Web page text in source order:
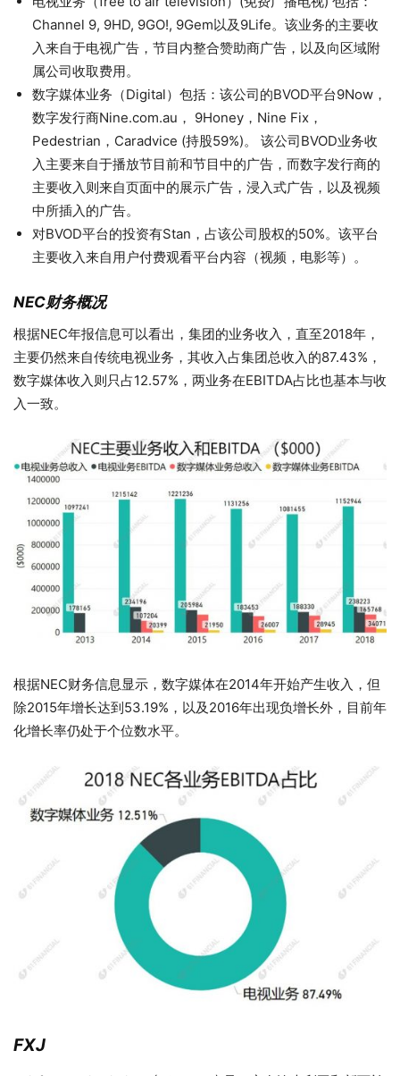
Channel 9, 9HD, 9GO!, 9Gem以及9Life。该业务的主要收
入来自于电视广告，节目内整合赞助商广告，以及向区域附
属公司收取费用。
数字媒体业务（Digital）包括：该公司的BVOD平台9Now，
数字发行商Nine.com.au， 9Honey，Nine Fix，
Pedestrian，Caradvice (持股59%)。 该公司BVOD业务收
入主要来自于播放节目前和节目中的广告，而数字发行商的
主要收入则来自页面中的展示广告，浸入式广告，以及视频
中所插入的广告。
对BVOD平台的投资有Stan，占该公司股权的50%。该平台
主要收入来自用户付费观看平台内容（视频，电影等）。
NEC财务概况
根据NEC年报信息可以看出，集团的业务收入，直至2018年，
主要仍然来自传统电视业务，其收入占集团总收入的87.43%，
数字媒体收入则只占12.57%，两业务在EBITDA占比也基本与收
入一致。
根据NEC财务信息显示，数字媒体在2014年开始产生收入，但
除2015年增长达到53.19%，以及2016年出现负增长外，目前年
化增长率仍处于个位数水平。
FXJ